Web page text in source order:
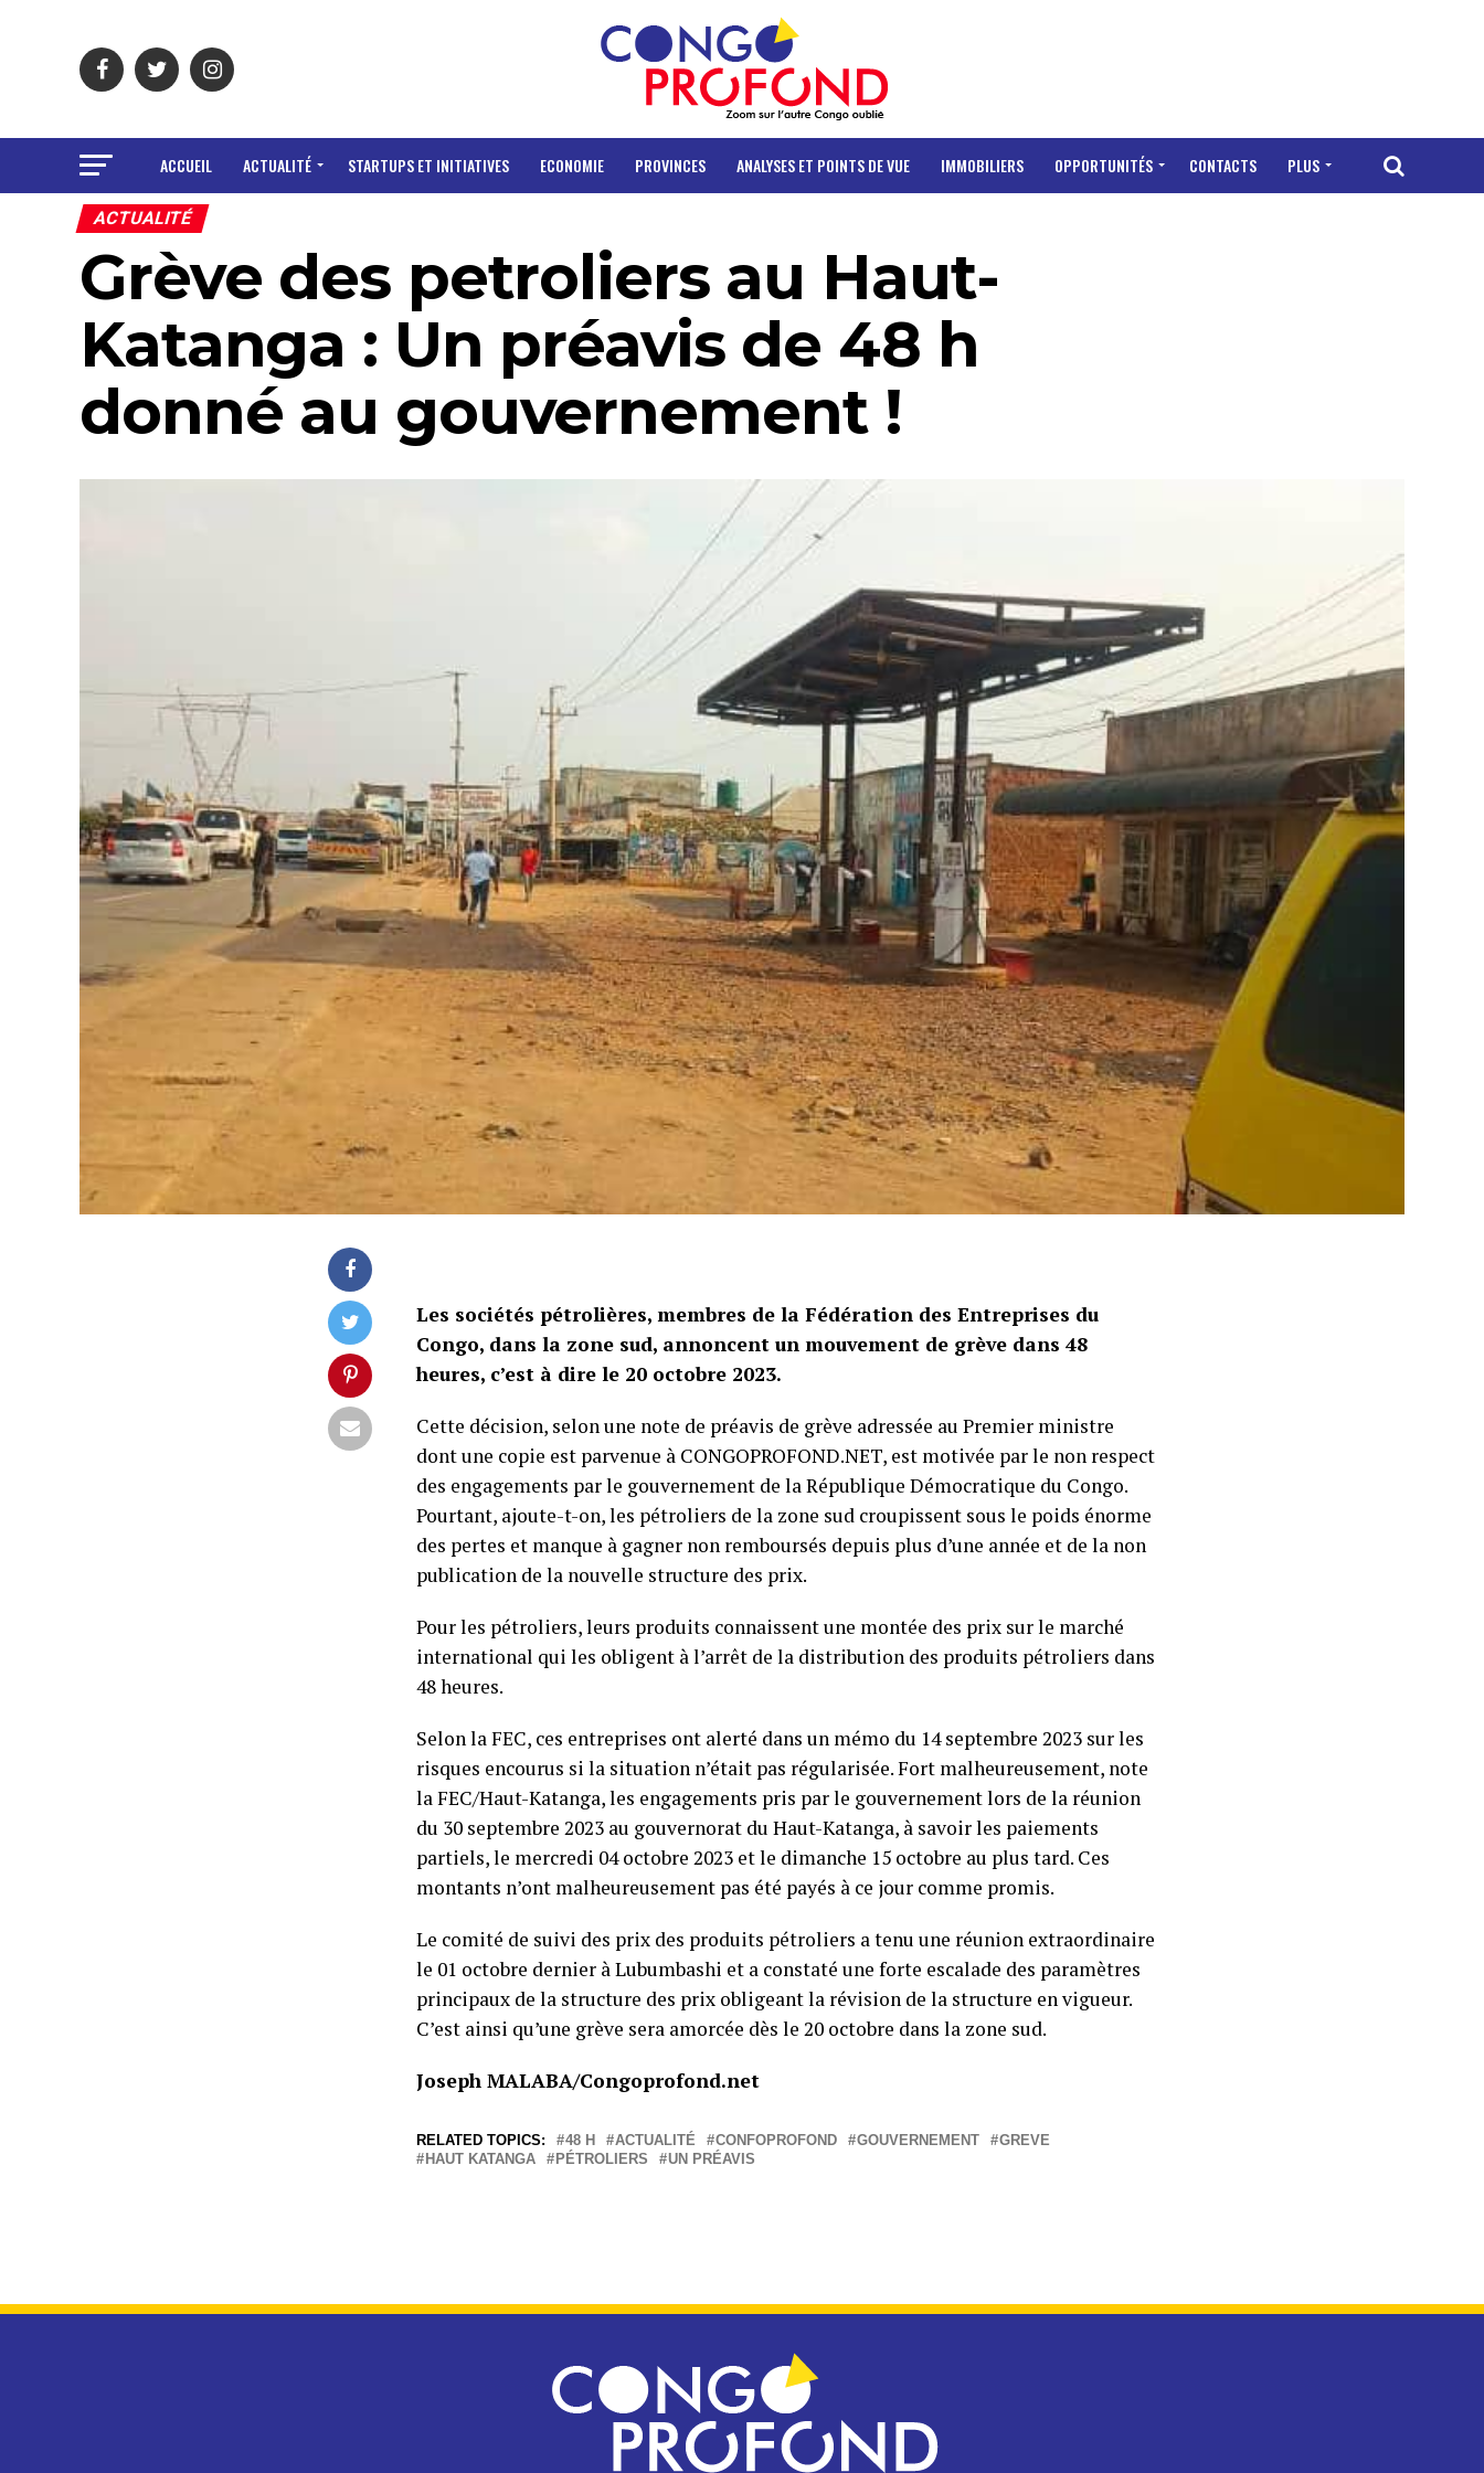
ACCUEIL ACTUALITÉ STARTUPS ET INITIATIVES ECONOMIE PROVINCES ANALYSES ET POINTS DE VUE IMMOBILIERS OPPORTUNITÉS CONTACTS PLUS
ACTUALITÉ
Grève des petroliers au Haut-
Katanga : Un préavis de 48 h
donné au gouvernement !
Les sociétés pétrolières, membres de la Fédération des Entreprises du
Congo, dans la zone sud, annoncent un mouvement de grève dans 48
heures, c’est à dire le 20 octobre 2023.
Cette décision, selon une note de préavis de grève adressée au Premier ministre
dont une copie est parvenue à CONGOPROFOND.NET, est motivée par le non respect
des engagements par le gouvernement de la République Démocratique du Congo.
Pourtant, ajoute-t-on, les pétroliers de la zone sud croupissent sous le poids énorme
des pertes et manque à gagner non remboursés depuis plus d’une année et de la non
publication de la nouvelle structure des prix.
Pour les pétroliers, leurs produits connaissent une montée des prix sur le marché
international qui les obligent à l’arrêt de la distribution des produits pétroliers dans
48 heures.
Selon la FEC, ces entreprises ont alerté dans un mémo du 14 septembre 2023 sur les
risques encourus si la situation n’était pas régularisée. Fort malheureusement, note
la FEC/Haut-Katanga, les engagements pris par le gouvernement lors de la réunion
du 30 septembre 2023 au gouvernorat du Haut-Katanga, à savoir les paiements
partiels, le mercredi 04 octobre 2023 et le dimanche 15 octobre au plus tard. Ces
montants n’ont malheureusement pas été payés à ce jour comme promis.
Le comité de suivi des prix des produits pétroliers a tenu une réunion extraordinaire
le 01 octobre dernier à Lubumbashi et a constaté une forte escalade des paramètres
principaux de la structure des prix obligeant la révision de la structure en vigueur.
C’est ainsi qu’une grève sera amorcée dès le 20 octobre dans la zone sud.
Joseph MALABA/Congoprofond.net
RELATED TOPICS: 48 H ACTUALITÉ CONFOPROFOND GOUVERNEMENT
GREVE
HAUT KATANGA
PÉTROLIERS UN PRÉAVIS